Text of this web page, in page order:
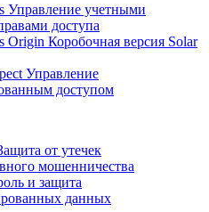
Управление учетными
доступа
Origin Коробочная версия Solar
Управление
доступом
от утечек
мошенничества
и защита
данных